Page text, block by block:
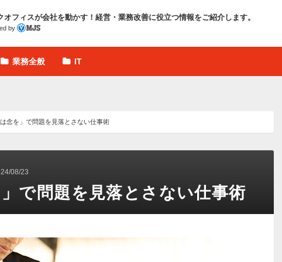
オフィスが会社を動かす！ 経営・業務改善に役立つ情報をご紹介します。
by
業務全般 IT
念を」で問題を見落とさない仕事術
08/23
で問題を見落とさない仕事術